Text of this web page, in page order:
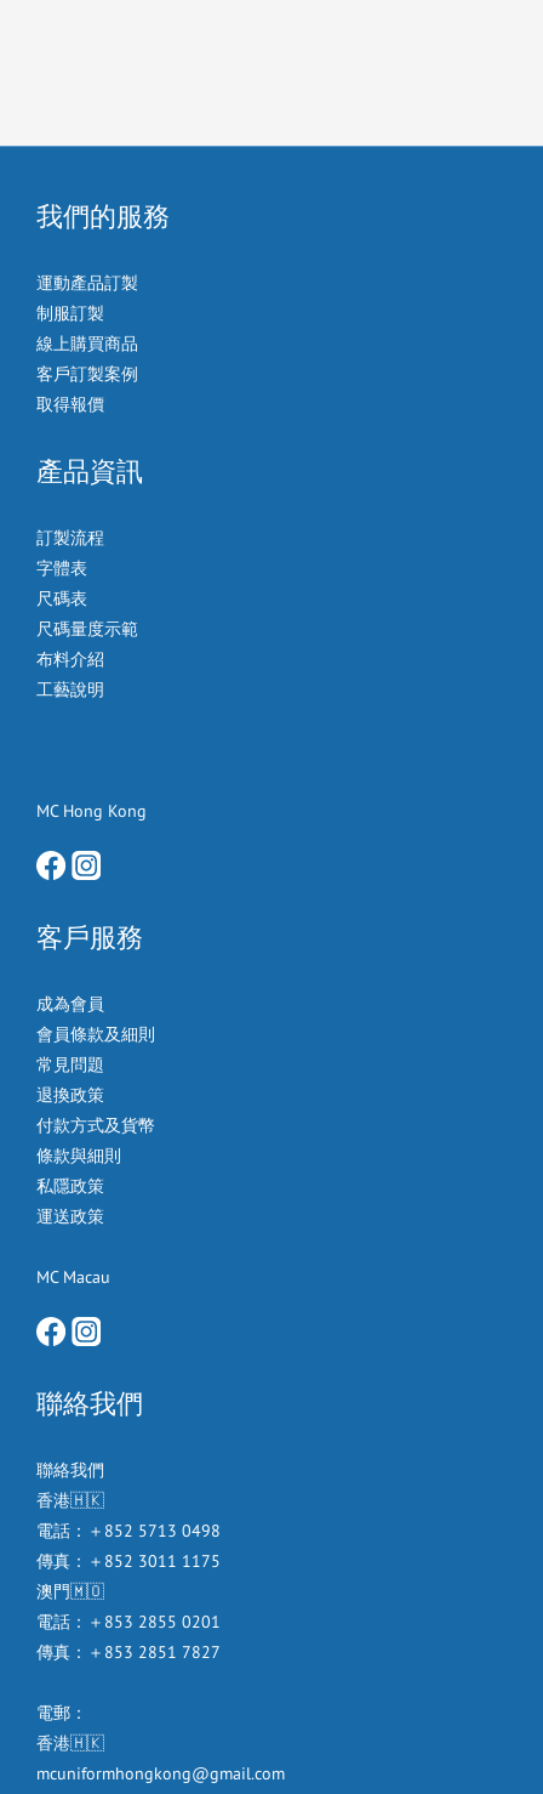
我們的服務
運動產品訂製
制服訂製
線上購買商品
客戶訂製案例
取得報價
產品資訊
訂製流程
字體表
尺碼表
尺碼量度示範
布料介紹
工藝說明
MC Hong Kong
客戶服務
成為會員
會員條款及細則
常見問題
退換政策
付款方式及貨幣
條款與細則
私隱政策
運送政策
MC Macau
聯絡我們
聯絡我們
香港🇭🇰
電話：＋852 5713 0498
傳真：＋852 3011 1175
澳門🇲🇴
電話：＋853 2855 0201
傳真：＋853 2851 7827
電郵：
香港🇭🇰
mcuniformhongkong@gmail.com